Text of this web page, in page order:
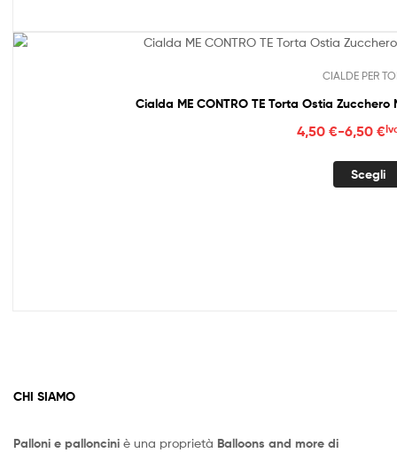
CIALDE PER
Cialda ME CONTRO TE Torta Ostia
4,50 €-6,50 €
Scegli
CHI SIAMO
Palloni e palloncini è una proprietà Balloons and more di